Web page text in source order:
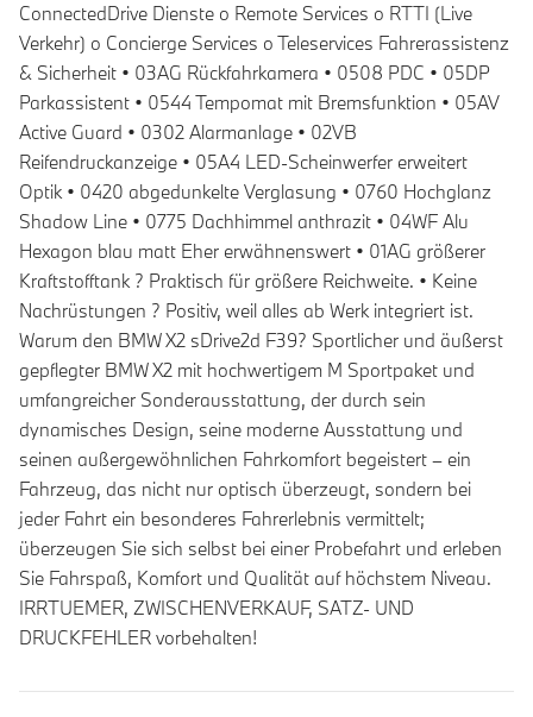
ConnectedDrive Dienste o Remote Services o RTTI (Live
Verkehr) o Concierge Services o Teleservices Fahrerassistenz
& Sicherheit • 03AG Rückfahrkamera • 0508 PDC • 05DP
Parkassistent • 0544 Tempomat mit Bremsfunktion • 05AV
Active Guard • 0302 Alarmanlage • 02VB
Reifendruckanzeige • 05A4 LED-Scheinwerfer erweitert
Optik • 0420 abgedunkelte Verglasung • 0760 Hochglanz
Shadow Line • 0775 Dachhimmel anthrazit • 04WF Alu
Hexagon blau matt Eher erwähnenswert • 01AG größerer
Kraftstofftank ? Praktisch für größere Reichweite. • Keine
Nachrüstungen ? Positiv, weil alles ab Werk integriert ist.
Warum den BMW X2 sDrive2d F39? Sportlicher und äußerst
gepflegter BMW X2 mit hochwertigem M Sportpaket und
umfangreicher Sonderausstattung, der durch sein
dynamisches Design, seine moderne Ausstattung und
seinen außergewöhnlichen Fahrkomfort begeistert – ein
Fahrzeug, das nicht nur optisch überzeugt, sondern bei
jeder Fahrt ein besonderes Fahrerlebnis vermittelt;
überzeugen Sie sich selbst bei einer Probefahrt und erleben
Sie Fahrspaß, Komfort und Qualität auf höchstem Niveau.
IRRTUEMER, ZWISCHENVERKAUF, SATZ- UND
DRUCKFEHLER vorbehalten!